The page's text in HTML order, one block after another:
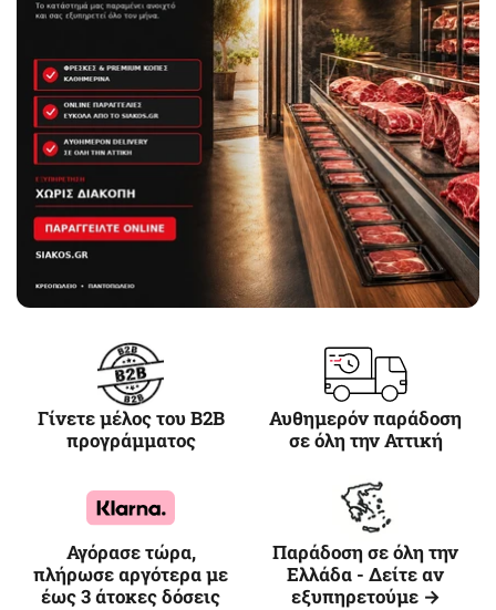
Γίνετε μέλος του B2B
προγράμματος
Αυθημερόν παράδοση
σε όλη την Αττική
Αγόρασε τώρα,
πλήρωσε αργότερα με
έως 3 άτοκες δόσεις
Παράδοση σε όλη την
Ελλάδα - Δείτε αν
εξυπηρετούμε →